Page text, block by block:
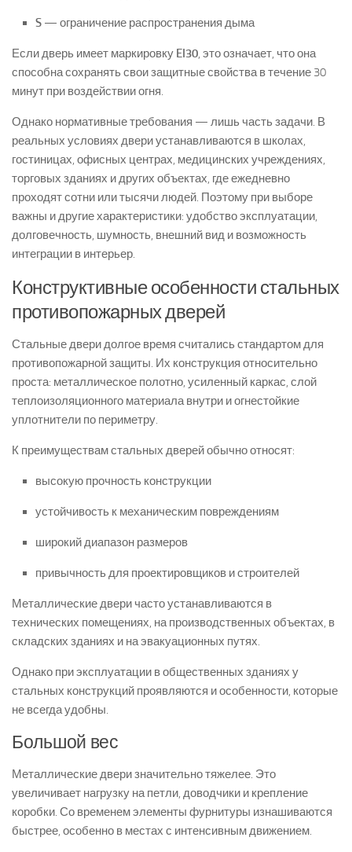
S — ограничение распространения дыма
Если дверь имеет маркировку EI30, это означает, что она
способна сохранять свои защитные свойства в течение 30
минут при воздействии огня.
Однако нормативные требования — лишь часть задачи. В
реальных условиях двери устанавливаются в школах,
гостиницах, офисных центрах, медицинских учреждениях,
торговых зданиях и других объектах, где ежедневно
проходят сотни или тысячи людей. Поэтому при выборе
важны и другие характеристики: удобство эксплуатации,
долговечность, шумность, внешний вид и возможность
интеграции в интерьер.
Конструктивные особенности стальных
противопожарных дверей
Стальные двери долгое время считались стандартом для
противопожарной защиты. Их конструкция относительно
проста: металлическое полотно, усиленный каркас, слой
теплоизоляционного материала внутри и огнестойкие
уплотнители по периметру.
К преимуществам стальных дверей обычно относят:
высокую прочность конструкции
устойчивость к механическим повреждениям
широкий диапазон размеров
привычность для проектировщиков и строителей
Металлические двери часто устанавливаются в
технических помещениях, на производственных объектах, в
складских зданиях и на эвакуационных путях.
Однако при эксплуатации в общественных зданиях у
стальных конструкций проявляются и особенности, которые
не всегда удобны.
Большой вес
Металлические двери значительно тяжелее. Это
увеличивает нагрузку на петли, доводчики и крепление
коробки. Со временем элементы фурнитуры изнашиваются
быстрее, особенно в местах с интенсивным движением.